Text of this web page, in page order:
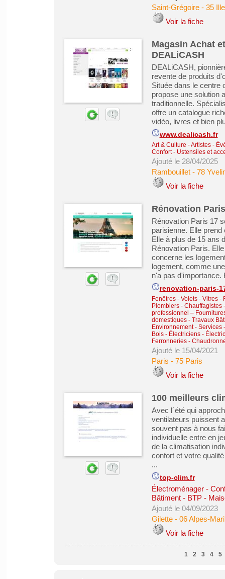
Saint-Grégoire- 35
Voir la fiche
Magasin Achat
DEALiCASH
DEALiCASH,
revente de produits
Située dans le centre
propose une solution
traditionnelle.
offre un catalogue
vidéo, livres et bien
www.dealicash.fr
Art & Culture - Artistes -
Confort - Ustensiles et
Ajouté le 28/04/2025
Rambouillet- 78
Voir la fiche
Rénovation
Rénovation Paris 17
parisienne. Elle
Elle à plus de 15 ans
Rénovation Paris.
concerne les
logement, comme
n'a pas d'importance.
renovation-paris-
Fenêtres - Volets - Vitres -
Plombiers - Chauffagistes
professionnel –
domestiques - Travaux
Environnement- Services
Bois- Électriciens -
Ferronneries -
Ajouté le 15/04/2021
Paris - 75 Paris
Voir la fiche
100 meilleurs
Avec l´été qui
ventilateurs puissent
souvent pas à nous
individuelle entre en
de la climatisation
confort et votre
...
top-clim.fr
Électroménager -
Bâtiment - BTP -
Ajouté le 04/09/2023
Gilette- 06 Alpes-
Voir la fiche
1 2 3 4 5